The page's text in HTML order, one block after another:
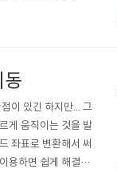
High Definition RP
이 있긴 하지만... 그
게 움직이는 것을 발
좌표로 변환해서 써
하면 쉽게 해결된